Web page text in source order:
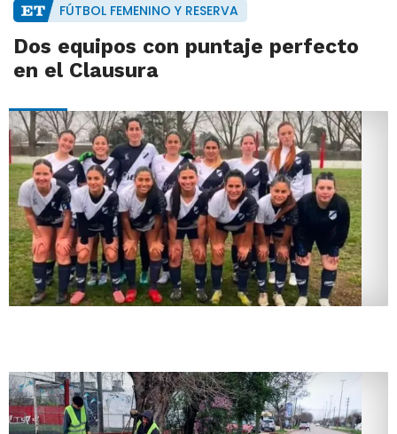
FÚTBOL FEMENINO Y RESERVA
Dos equipos con puntaje perfecto
en el Clausura